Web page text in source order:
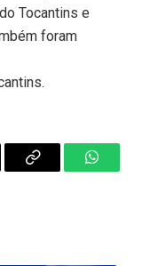
Tocantins e
foram
Copy